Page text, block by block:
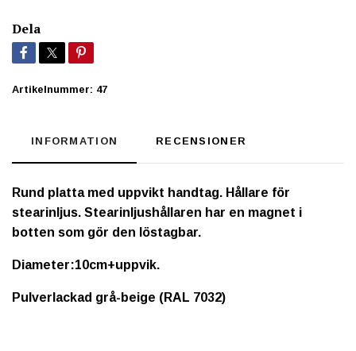
Dela
Artikelnummer: 47
INFORMATION RECENSIONER
Rund platta med uppvikt handtag. Hållare för
stearinljus. Stearinljushållaren har en magnet i
botten som gör den löstagbar.
Diameter:10cm+uppvik.
Pulverlackad grå-beige (RAL 7032)